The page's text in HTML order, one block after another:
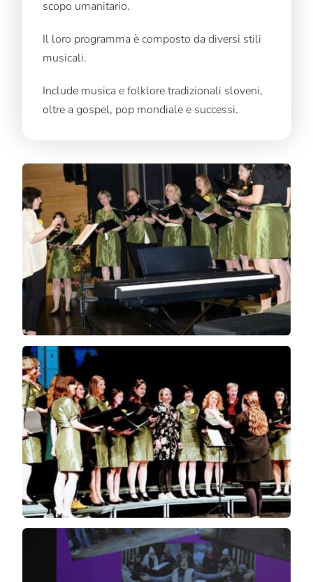
scopo umanitario.
Il loro programma è composto da diversi stili
musicali.
Include musica e folklore tradizionali sloveni,
oltre a gospel, pop mondiale e successi.